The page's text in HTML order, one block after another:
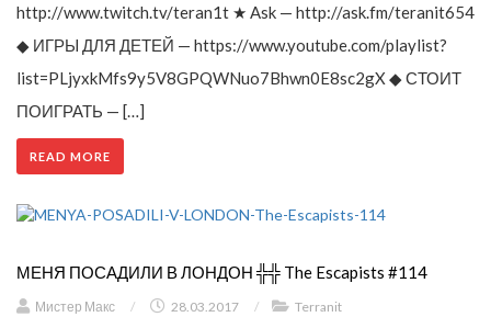
http://www.twitch.tv/teran1t ★ Ask — http://ask.fm/teranit654
◆ ИГРЫ ДЛЯ ДЕТЕЙ — https://www.youtube.com/playlist?
list=PLjyxkMfs9y5V8GPQWNuo7Bhwn0E8sc2gX ◆ СТОИТ
ПОИГРАТЬ — […]
READ MORE
МЕНЯ ПОСАДИЛИ В ЛОНДОН ╬╬ The Escapists #114
Мистер Макс / 28.03.2017 / Terranit